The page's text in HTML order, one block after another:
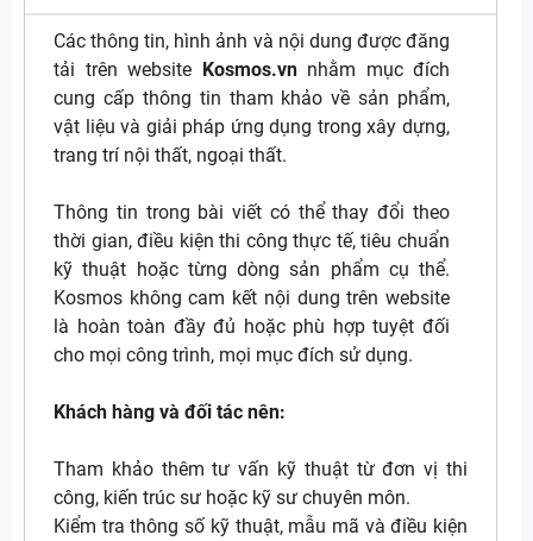
Các thông tin, hình ảnh và nội dung được đăng
tải trên website Kosmos.vnnhằm mục đích
cung cấp thông tin tham khảo về sản phẩm,
vật liệu và giải pháp ứng dụng trong xây dựng,
trang trí nội thất, ngoại thất.
Thông tin trong bài viết có thể thay đổi theo
thời gian, điều kiện thi công thực tế, tiêu chuẩn
kỹ thuật hoặc từng dòng sản phẩm cụ thể.
Kosmos không cam kết nội dung trên website
là hoàn toàn đầy đủ hoặc phù hợp tuyệt đối
cho mọi công trình, mọi mục đích sử dụng.
Khách hàng và đối tác nên:
Tham khảo thêm tư vấn kỹ thuật từ đơn vị thi
công, kiến trúc sư hoặc kỹ sư chuyên môn.
Kiểm tra thông số kỹ thuật, mẫu mã và điều kiện